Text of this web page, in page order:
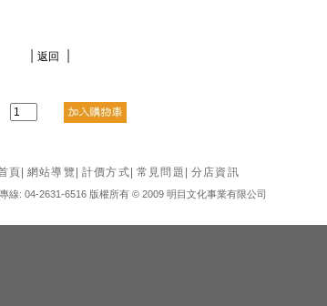
返回
頁 網站導覽 計價方式 常見問題 分店資訊
線: 04-2631-6516 版權所有 © 2009 明目文化事業有限公司